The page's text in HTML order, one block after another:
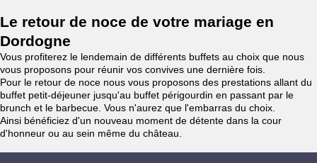
Le retour de noce de votre mariage en
Dordogne
Vous profiterez le lendemain de différents buffets au choix que nous
vous proposons pour réunir vos convives une dernière fois.
Pour le retour de noce nous vous proposons des prestations allant du
buffet petit-déjeuner jusqu'au buffet périgourdin en passant par le
brunch et le barbecue. Vous n'aurez que l'embarras du choix.
Ainsi bénéficiez d'un nouveau moment de détente dans la cour
d'honneur ou au sein même du château.